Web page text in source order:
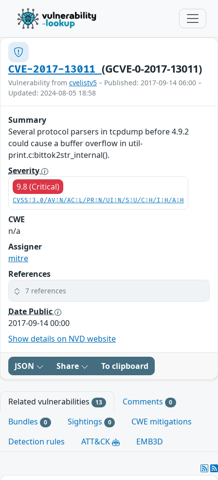
CVE-2017-13011 (GCVE-0-2017-13011)
Vulnerability from cvelistv5 – Published: 2017-09-14 06:00 –
Updated: 2024-08-05 18:58
Summary
Several protocol parsers in tcpdump before 4.9.2
could cause a buffer overflow in util-
print.c:bittok2str_internal().
Severity
9.8 (Critical)
CVSS:3.0/AV:N/AC:L/PR:N/UI:N/S:U/C:H/I:H/A:H
CWE
n/a
Assigner
mitre
References
7 references
Date Public
2017-09-14 00:00
Show details on NVD website
JSON Share To clipboard
Related vulnerabilities 13 Comments 0
Bundles 0 Sightings 0
CWE mitigations
Detection rules
ATT&CK EMB3D